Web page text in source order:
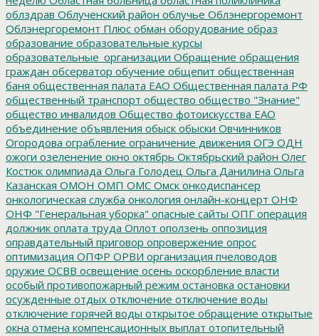
облздрав Облученский район облучье Облэнергоремонт
Облэнергоремонт Плюс обман оборудование образ
образование образовательные курсы
образовательные_организации Обращение обращения
граждан обсерватор обучение общепит общественная
баня общественная палата ЕАО Общественная палата РФ
общественный транспорт общество общество "Знание"
общество инвалидов Общество фотоискусства ЕАО
объединение объявления обыск обыски Овчинников
Огородова ограбление ограничение движения ОГЭ ОДН
ожоги озеленение окно октябрь Октябрьский район Олег
Костюк олимпиада Ольга Голодец Ольга Данилина Ольга
Казанская ОМОН ОМП ОМС Омск онкодиспансер
онкологическая служба онкология онлайн-концерт ОНФ
ОНФ "Генеральная уборка" опасные сайты ОПГ операция
должник оплата труда Оплот оползень оппозиция
оправдательный приговор опровержение опрос
оптимизация ОПФР ОРВИ организация пчеловодов
оружие ОСВВ освещение осень оскорбление власти
особый противопожарный режим остановка остановки
осужденные отдых отключение отключение воды
отключение горячей воды открытое обращение открытые
окна отмена компенсационных выплат отопительный